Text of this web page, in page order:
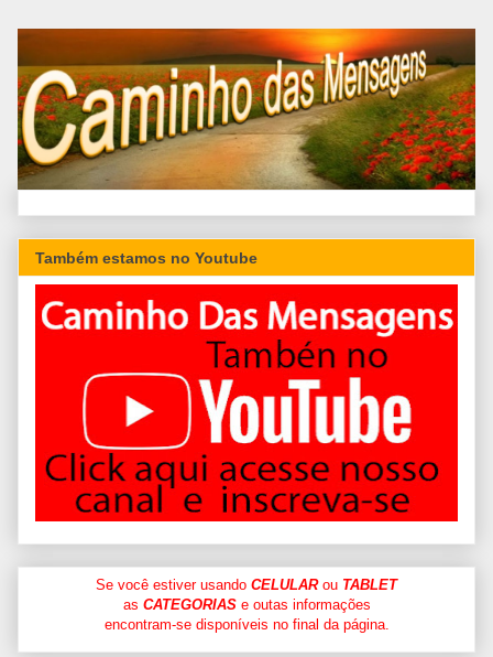
Também estamos no Youtube
Se você estiver usando CELULARou TABLET
as CATEGORIASe outas informações
encontram-se disponíveis no final da página.